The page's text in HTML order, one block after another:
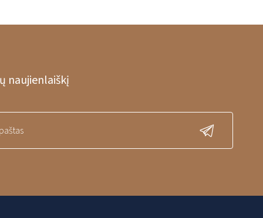
naujienlaiškį